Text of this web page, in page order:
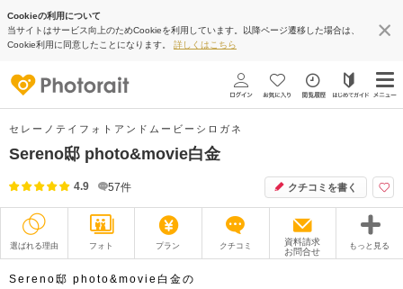
Cookieの利用について
当サイトはサービス向上のためCookieを利用しています。以降ページ遷移した場合は、
Cookie利用に同意したことになります。 詳しくはこちら
セレーノテイフォトアンドムービーシロガネ
Sereno邸 photo&movie白金
4.9 57件 クチコミを書く
選ばれる理由 フォト プラン クチコミ
資料請求
お問合せ
もっと見る
撮影レポート
Sereno邸 photo&movie白金の